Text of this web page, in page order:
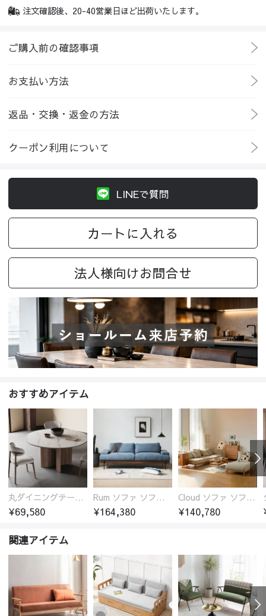
注文確認後、20-40営業日ほど出荷いたします。
ご購入前の確認事項
お支払い方法
返品・交換・返金の方法
クーポン利用について
LINEで質問
カートに入れる
法人様向けお問合せ
おすすめアイテム
丸ダイニングテーブル セラミック天板 耐熱 キズに強い 丸型 北欧 無垢材 円卓 円型
¥69,580
Rum ソファ ソファー おしゃれ 1人掛け～4人掛け ウォールナットorオーク材フレーム 西海岸風 肘掛
¥164,380
Cloud ソファ ソファーおしゃれ 1人掛け～3人掛け チェリー材フレーム 木製 北欧 おしゃれ 5カラー 自由レイアウト
¥140,780
関連アイテム